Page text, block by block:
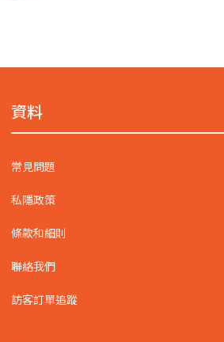
資料
常見問題
私隱政策
條款和細則
聯絡我們
訪客訂單追蹤